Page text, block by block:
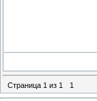
Страница 1 из 1 1